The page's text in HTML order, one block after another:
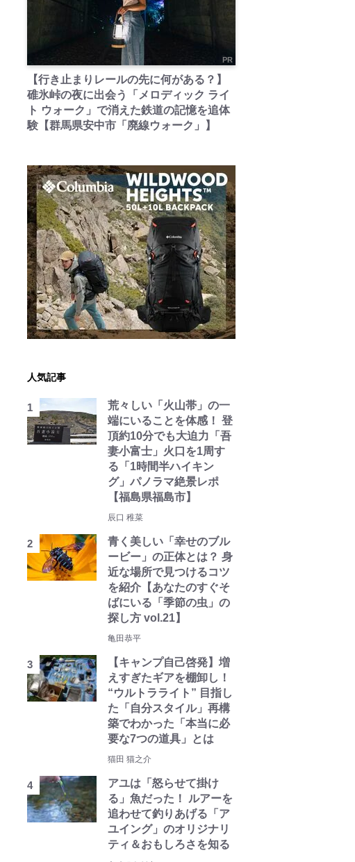
PR
【行き止まりレールの先に何がある？】
碓氷峠の夜に出会う「メロディック ライ
ト ウォーク」で消えた鉄道の記憶を追体
験【群馬県安中市「廃線ウォーク」】
人気記事
荒々しい「火山帯」の一
端にいることを体感！ 登
頂約10分でも大迫力「吾
妻小富士」火口を1周す
る「1時間半ハイキン
グ」パノラマ絶景レポ
【福島県福島市】
辰口 稚菜
青く美しい「幸せのブル
ービー」の正体とは？ 身
近な場所で見つけるコツ
を紹介【あなたのすぐそ
ばにいる「季節の虫」の
探し方 vol.21】
亀田恭平
【キャンプ自己啓発】増
えすぎたギアを棚卸し！
“ウルトラライト” 目指し
た「自分スタイル」再構
築でわかった「本当に必
要な7つの道具」とは
猫田 猫之介
アユは「怒らせて掛け
る」魚だった！ ルアーを
追わせて釣りあげる「ア
ユイング」のオリジナリ
ティ＆おもしろさを知る